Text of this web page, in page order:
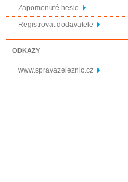
Zapomenuté heslo
Registrovat dodavatele
ODKAZY
www.spravazeleznic.cz